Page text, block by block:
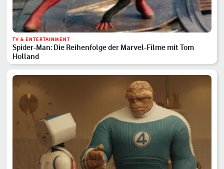
TV & ENTERTAINMENT
Spider-Man: Die Reihenfolge der Marvel-Filme mit Tom
Holland